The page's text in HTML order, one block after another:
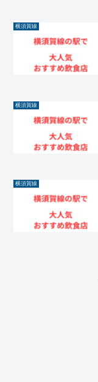
横須賀線
横須賀線
横須賀線